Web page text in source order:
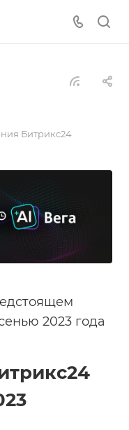
Битрикс24
2023 года